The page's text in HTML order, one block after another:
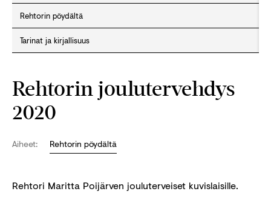
Rehtorin pöydältä
Tarinat ja kirjallisuus
Rehtorin joulutervehdys
2020
Aiheet: Rehtorin pöydältä
Rehtori Maritta Poijärven jouluterveiset kuvislaisille.